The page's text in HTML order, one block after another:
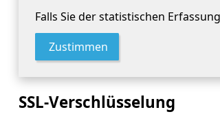
Falls Sie der statistischen
Zustimmen
SSL-Verschlüsselung